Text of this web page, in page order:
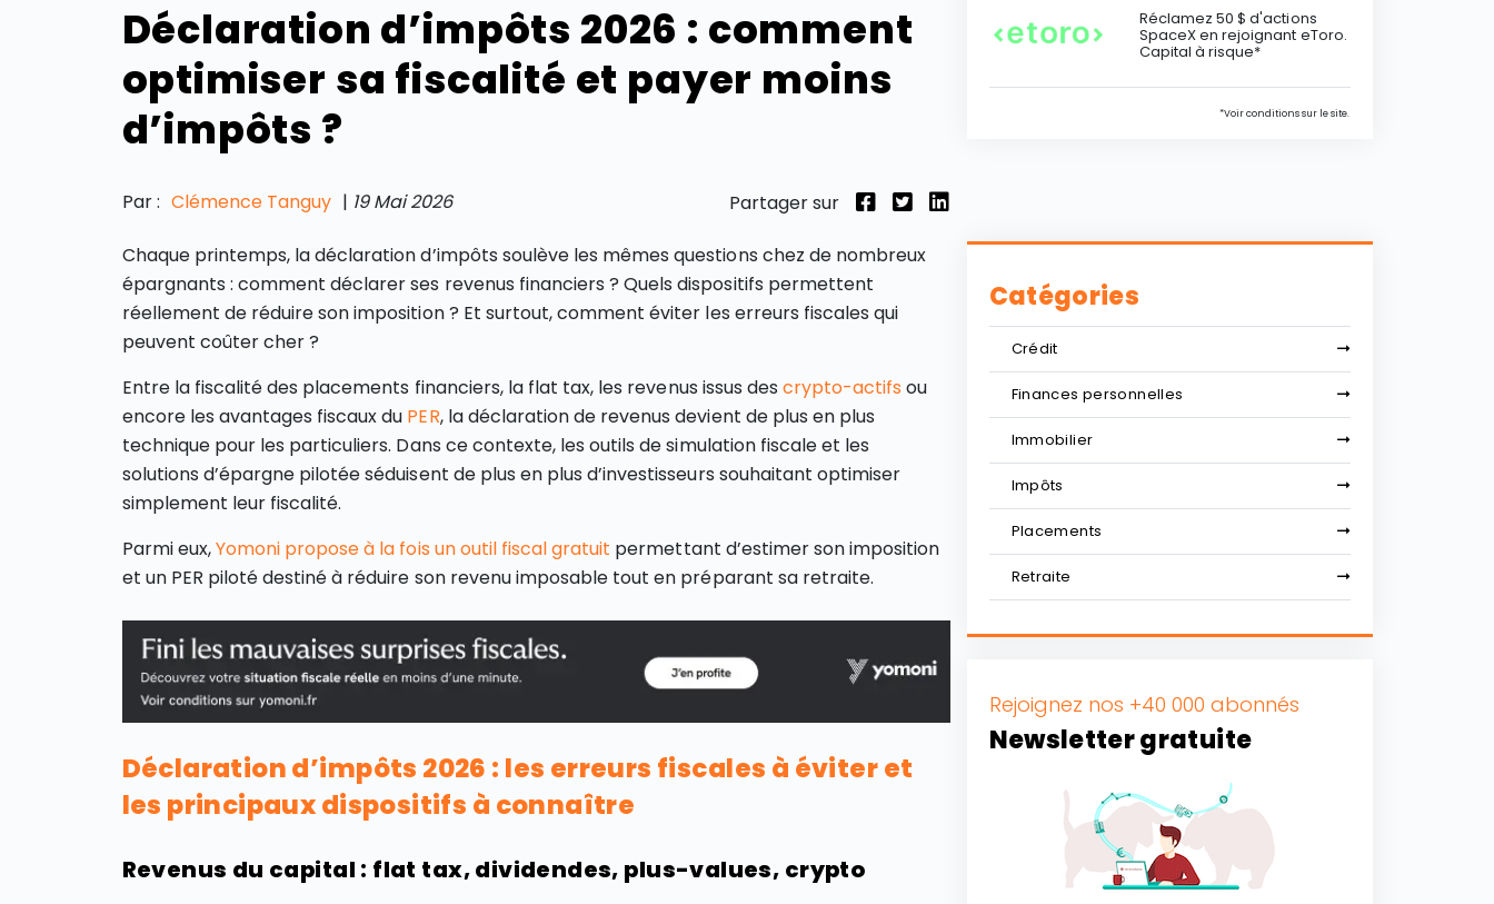
Déclaration d’impôts 2026 : comment
optimiser sa fiscalité et payer moins
d’impôts ?
Par : Clémence Tanguy | 19 Mai 2026 Partager sur
Réclamez 50 $ d'actions
SpaceX en rejoignant eToro.
Capital à risque*
*Voir conditions sur le site.
Chaque printemps, la déclaration d’impôts soulève les mêmes questions chez de nombreux
épargnants : comment déclarer ses revenus financiers ? Quels dispositifs permettent
réellement de réduire son imposition ? Et surtout, comment éviter les erreurs fiscales qui
peuvent coûter cher ?
Entre la fiscalité des placements financiers, la flat tax, les revenus issus des crypto-actifs ou
encore les avantages fiscaux du PER, la déclaration de revenus devient de plus en plus
technique pour les particuliers. Dans ce contexte, les outils de simulation fiscale et les
solutions d’épargne pilotée séduisent de plus en plus d’investisseurs souhaitant optimiser
simplement leur fiscalité.
Parmi eux,Yomoni propose à la fois un outil fiscal gratuit permettant d’estimer son imposition
et un PER piloté destiné à réduire son revenu imposable tout en préparant sa retraite.
Déclaration d’impôts 2026 : les erreurs fiscales à éviter et
les principaux dispositifs à connaître
Revenus du capital : flat tax, dividendes, plus-values, crypto
Catégories
Crédit
Finances personnelles
Immobilier
Impôts
Placements
Retraite
Rejoignez nos +40 000 abonnés
Newsletter gratuite